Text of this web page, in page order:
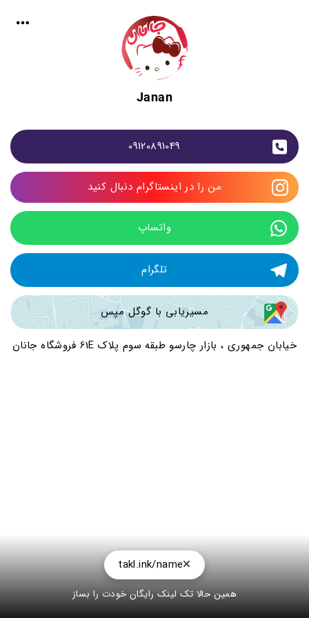
Janan
09120891049
من را در اینستاگرام دنبال کنید
واتساپ
تلگرام
مسیریابی با گوگل مپس
خیابان جمهوری ، بازار چارسو طبقه سوم پلاک 61E فروشگاه جانان
takl.ink/name
همین حالا تک لینک رایگان خودت را بساز